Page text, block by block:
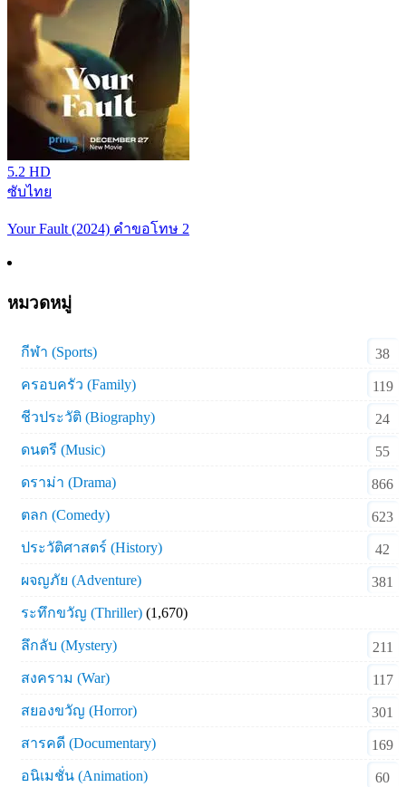
5.2 HD
ซับไทย
Your Fault (2024) คำขอโทษ 2
หมวดหมู่
กีฬา (Sports)
38
ครอบครัว (Family)
119
ชีวประวัติ (Biography)
24
ดนตรี (Music)
55
ดราม่า (Drama)
866
ตลก (Comedy)
623
ประวัติศาสตร์ (History)
42
ผจญภัย (Adventure)
381
ระทึกขวัญ (Thriller) (1,670)
ลึกลับ (Mystery)
211
สงคราม (War)
117
สยองขวัญ (Horror)
301
สารคดี (Documentary)
169
อนิเมชั่น (Animation)
60